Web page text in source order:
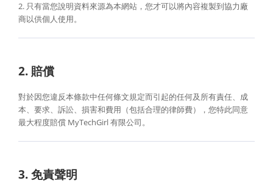
2. 只有當您說明資料來源為本網站，您才可以將內容複製到協力廠
商以供個人使用。
2. 賠償
對於因您違反本條款中任何條文規定而引起的任何及所有責任、成
本、要求、訴訟、損害和費用（包括合理的律師費），您特此同意
最大程度賠償 MyTechGirl 有限公司。
3. 免責聲明